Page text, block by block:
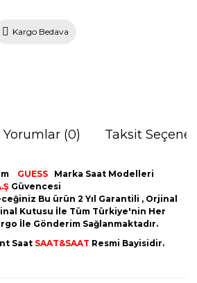
Kargo Bedava
Yorumlar (0) Taksit
GUESS Marka Saat Modelleri
Güvencesi
Bu ürün 2 Yıl Garantili , Orjinal
Kutusu İle Tüm Türkiye'nin Her
İle Gönderim Sağlanmaktadır.
Saat SAAT&SAAT Resmi Bayisidir.